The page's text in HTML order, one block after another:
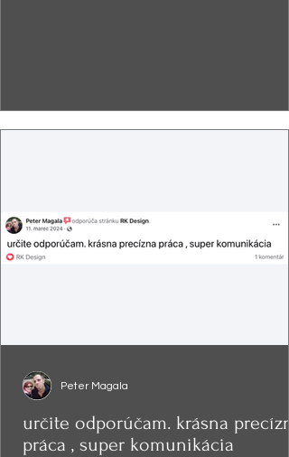
určite odporúčam. krásna
práca , super komunikácia
Peter Magala